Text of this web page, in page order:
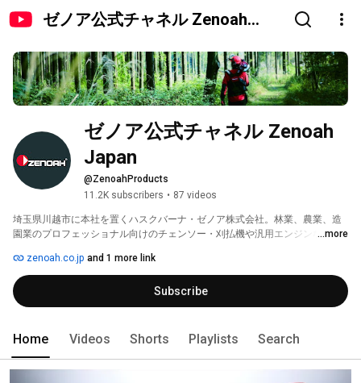
ゼノア公式チャネル Zenoah
ゼノア公式チャネル Zenoah
Japan
@ZenoahProducts
11.2K subscribers • 87 videos
埼玉県川越市に本社を置くハスクバーナ・ゼノア株式会社。林業、農業、造
園業のプロフェッショナル向けのチェンソー・刈払機や汎用エンジンなどの
...more
zenoah.co.jp and 1 more link
Subscribe
Home Videos Shorts Playlists Search